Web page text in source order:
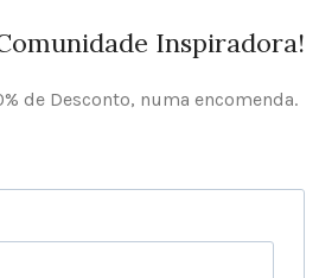
Inspiradora!
de Desconto, numa encomenda.